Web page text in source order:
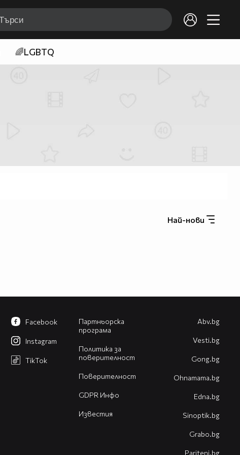
🌈LGBTQ
Най-нови
Партньорска
програма
Политика за
поверителност
Поверителност
GDPR Инфо
Известия
Facebook
Instagram
TikTok
Abv.bg
Vesti.bg
Gong.bg
Оhnamama.bg
Edna.bg
Sinoptik.bg
Grabo.bg
Pariteni.bg